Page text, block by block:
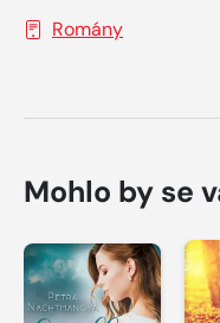
Romány
Mohlo by se